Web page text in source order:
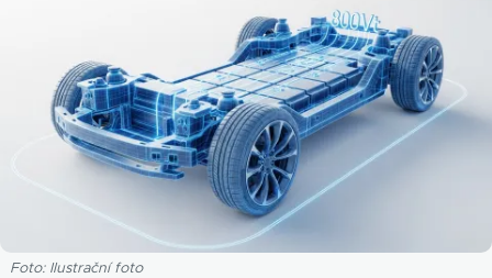
Foto: Ilustrační foto